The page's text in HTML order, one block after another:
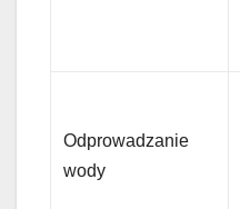
Odprowadzanie
wody